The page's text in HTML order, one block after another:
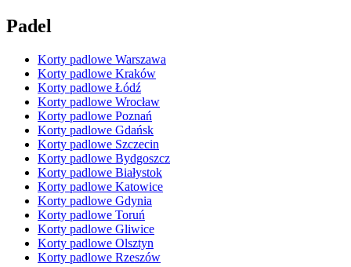
Padel
Korty padlowe Warszawa
Korty padlowe Kraków
Korty padlowe Łódź
Korty padlowe Wrocław
Korty padlowe Poznań
Korty padlowe Gdańsk
Korty padlowe Szczecin
Korty padlowe Bydgoszcz
Korty padlowe Białystok
Korty padlowe Katowice
Korty padlowe Gdynia
Korty padlowe Toruń
Korty padlowe Gliwice
Korty padlowe Olsztyn
Korty padlowe Rzeszów